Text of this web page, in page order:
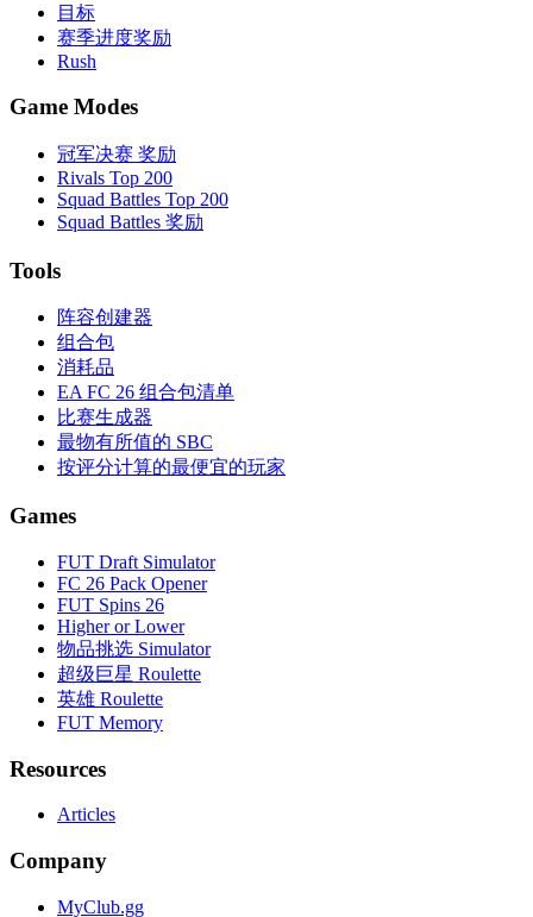
目标
赛季进度奖励
Rush
Game Modes
冠军决赛 奖励
Rivals Top 200
Squad Battles Top 200
Squad Battles 奖励
Tools
阵容创建器
组合包
消耗品
EA FC 26 组合包清单
比赛生成器
最物有所值的 SBC
按评分计算的最便宜的玩家
Games
FUT Draft Simulator
FC 26 Pack Opener
FUT Spins 26
Higher or Lower
物品挑选 Simulator
超级巨星 Roulette
英雄 Roulette
FUT Memory
Resources
Articles
Company
MyClub.gg